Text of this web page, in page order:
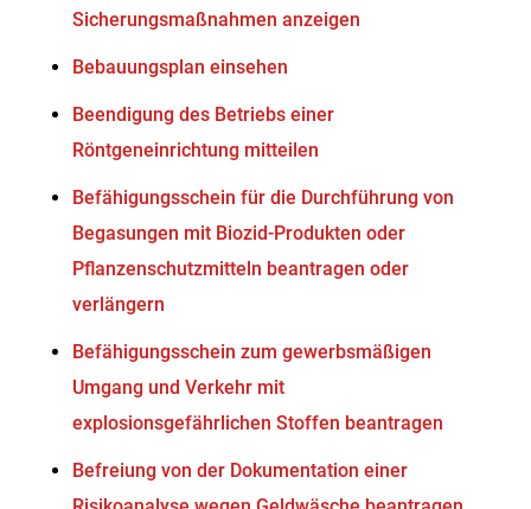
Sicherungsmaßnahmen anzeigen
Bebauungsplan einsehen
Beendigung des Betriebs einer
Röntgeneinrichtung mitteilen
Befähigungsschein für die Durchführung von
Begasungen mit Biozid-Produkten oder
Pflanzenschutzmitteln beantragen oder
verlängern
Befähigungsschein zum gewerbsmäßigen
Umgang und Verkehr mit
explosionsgefährlichen Stoffen beantragen
Befreiung von der Dokumentation einer